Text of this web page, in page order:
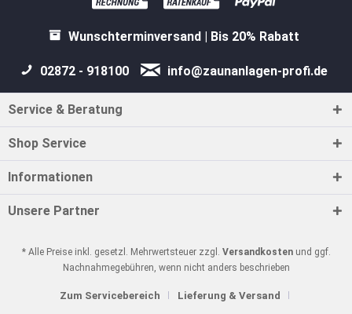
Wunschterminversand | Bis 20% Rabatt
02872 - 918100 info@zaunanlagen-profi.de
Service & Beratung
Shop Service
Informationen
Unsere Partner
* Alle Preise inkl. gesetzl. Mehrwertsteuer zzgl. Versandkostenund ggf.
Nachnahmegebühren, wenn nicht anders beschrieben
Zum Servicebereich Lieferung & Versand